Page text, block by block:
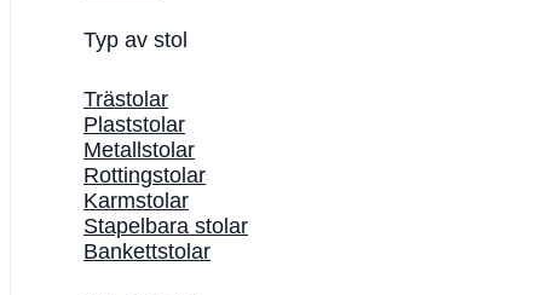
Typ av stol
Trästolar
Plaststolar
Metallstolar
Rottingstolar
Karmstolar
Stapelbara stolar
Bankettstolar